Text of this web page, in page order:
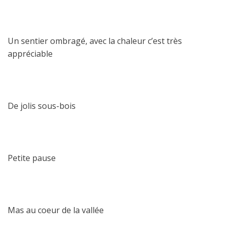
Un sentier ombragé, avec la chaleur c’est très
appréciable
De jolis sous-bois
Petite pause
Mas au coeur de la vallée